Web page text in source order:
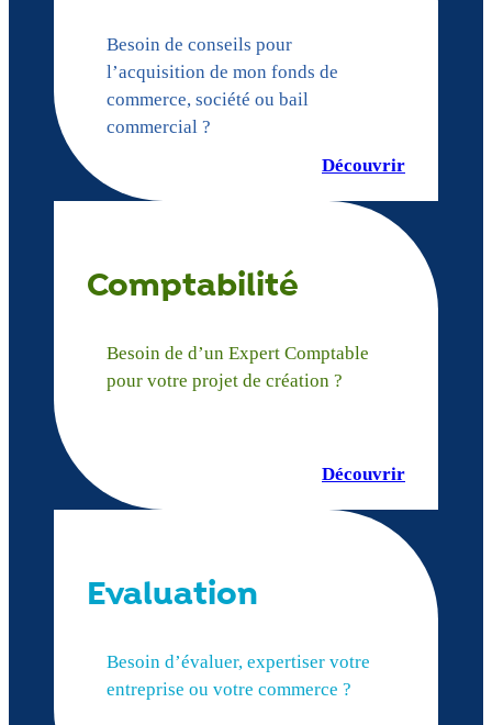
Besoin de conseils pour
l’acquisition de mon fonds de
commerce, société ou bail
commercial ?
Découvrir
Comptabilité
Besoin de d’un Expert Comptable
pour votre projet de création ?
Découvrir
Evaluation
Besoin d’évaluer, expertiser votre
entreprise ou votre commerce ?